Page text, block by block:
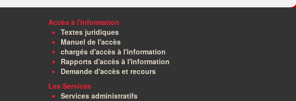
Accès à l'information
Textes juridiques
Manuel de l'accès
chargés d'accès à l'information
Rapports d'accès à l'information
Demande d'accès et recours
Les Services
Services administratifs